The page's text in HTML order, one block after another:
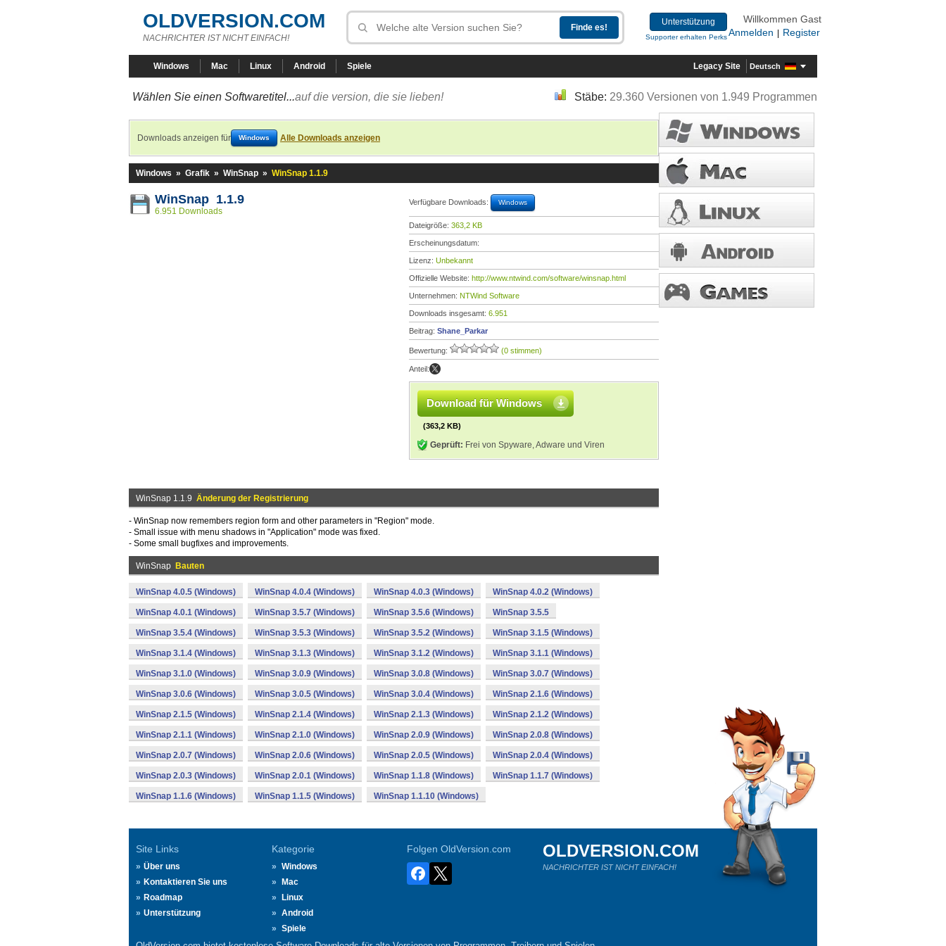
OLDVERSION.COM
NACHRICHTER IST NICHT EINFACH!
Unterstützung
Supporter erhalten Perks
Willkommen Gast
Anmelden
Register
Windows Mac Linux Android Spiele Legacy Site Deutsch
Wählen Sie einen Softwaretitel...auf die version, die sie lieben! Stäbe: 29.360 Versionen von 1.949 Programmen
Downloads anzeigen für Windows Alle Downloads anzeigen
Windows » Grafik » WinSnap » WinSnap 1.1.9
WinSnap 1.1.9
6.951 Downloads
Verfügbare Downloads: Windows
Dateigröße: 363,2 KB
Erscheinungsdatum:
Lizenz: Unbekannt
Offizielle Website: http://www.ntwind.com/software/winsnap.html
Unternehmen: NTWind Software
Downloads insgesamt: 6.951
Beitrag: Shane_Parkar
Bewertung: (0 stimmen)
Anteil:
Download für Windows
(363,2 KB)
Geprüft: Frei von Spyware, Adware und Viren
WinSnap 1.1.9 Änderung der Registrierung
- WinSnap now remembers region form and other parameters in "Region" mode.
- Small issue with menu shadows in "Application" mode was fixed.
- Some small bugfixes and improvements.
WinSnap Bauten
WinSnap 4.0.5 (Windows) WinSnap 4.0.4 (Windows) WinSnap 4.0.3 (Windows) WinSnap 4.0.2 (Windows)
WinSnap 4.0.1 (Windows) WinSnap 3.5.7 (Windows) WinSnap 3.5.6 (Windows) WinSnap 3.5.5
WinSnap 3.5.4 (Windows) WinSnap 3.5.3 (Windows) WinSnap 3.5.2 (Windows) WinSnap 3.1.5 (Windows)
WinSnap 3.1.4 (Windows) WinSnap 3.1.3 (Windows) WinSnap 3.1.2 (Windows) WinSnap 3.1.1 (Windows)
WinSnap 3.1.0 (Windows) WinSnap 3.0.9 (Windows) WinSnap 3.0.8 (Windows) WinSnap 3.0.7 (Windows)
WinSnap 3.0.6 (Windows) WinSnap 3.0.5 (Windows) WinSnap 3.0.4 (Windows) WinSnap 2.1.6 (Windows)
WinSnap 2.1.5 (Windows) WinSnap 2.1.4 (Windows) WinSnap 2.1.3 (Windows) WinSnap 2.1.2 (Windows)
WinSnap 2.1.1 (Windows) WinSnap 2.1.0 (Windows) WinSnap 2.0.9 (Windows) WinSnap 2.0.8 (Windows)
WinSnap 2.0.7 (Windows) WinSnap 2.0.6 (Windows) WinSnap 2.0.5 (Windows) WinSnap 2.0.4 (Windows)
WinSnap 2.0.3 (Windows) WinSnap 2.0.1 (Windows) WinSnap 1.1.8 (Windows) WinSnap 1.1.7 (Windows)
WinSnap 1.1.6 (Windows) WinSnap 1.1.5 (Windows) WinSnap 1.1.10 (Windows)
Site Links
Über uns
Kontaktieren Sie uns
Roadmap
Unterstützung
Kategorie
Windows
Mac
Linux
Android
Spiele
Folgen OldVersion.com OLDVERSION.COM
NACHRICHTER IST NICHT EINFACH!